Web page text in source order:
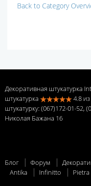
Back to Category
Декоративная штукатурка
штукатурка
4.8 из
штукатурку: (067)172-01-52,
Николая Бажана 16
Блог Форум
Antika
Infinitto Pietra